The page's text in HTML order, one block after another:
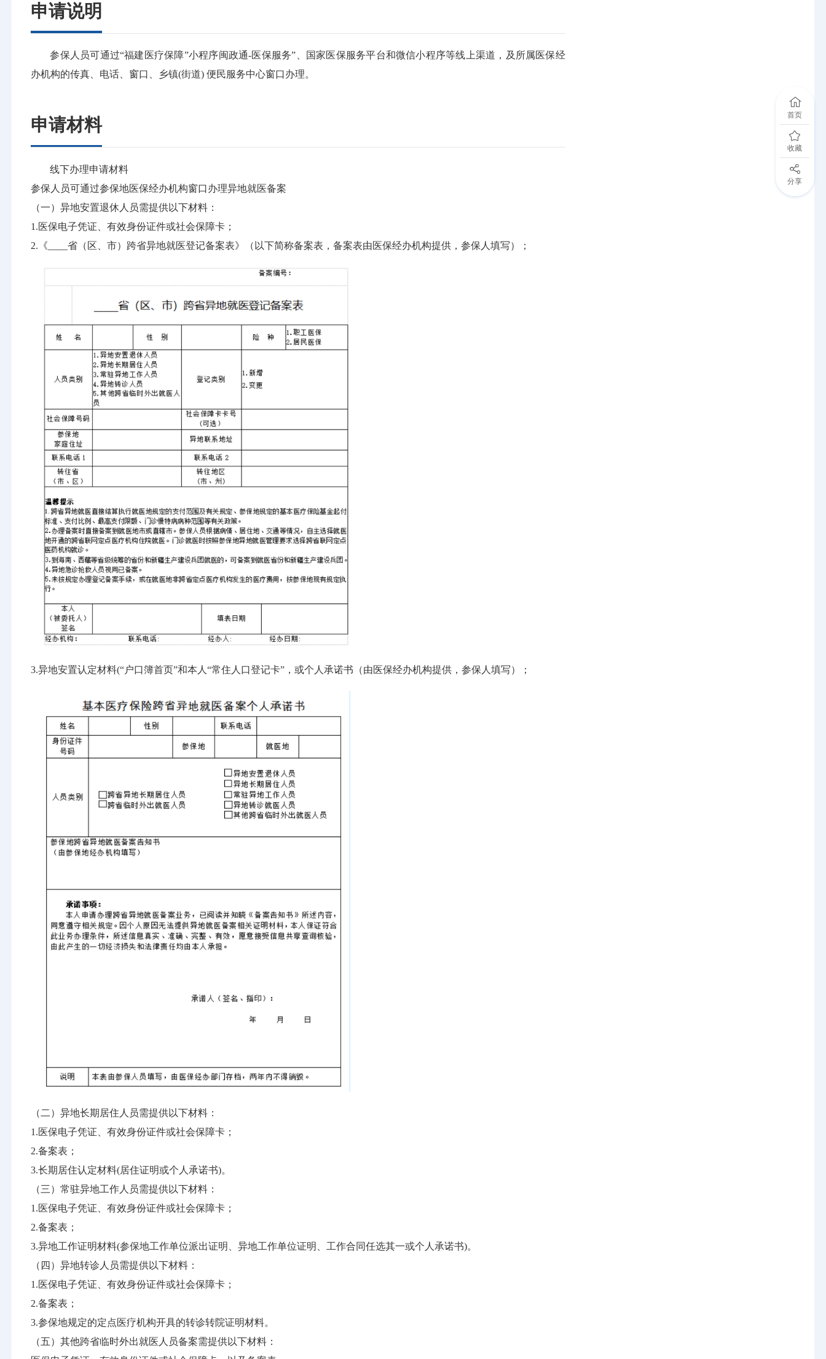
申请说明
参保人员可通过“福建医疗保障”小程序闽政通-医保服务”、国家医保服务平台和微信小程序等线上渠道，及所属医保经
办机构的传真、电话、窗口、乡镇(街道) 便民服务中心窗口办理。
申请材料
线下办理申请材料
参保人员可通过参保地医保经办机构窗口办理异地就医备案
（一）异地安置退休人员需提供以下材料：
1.医保电子凭证、有效身份证件或社会保障卡；
2.《____省（区、市）跨省异地就医登记备案表》（以下简称备案表，备案表由医保经办机构提供，参保人填写）；
3.异地安置认定材料(“户口簿首页”和本人“常住人口登记卡”，或个人承诺书（由医保经办机构提供，参保人填写）；
（二）异地长期居住人员需提供以下材料：
1.医保电子凭证、有效身份证件或社会保障卡；
2.备案表；
3.长期居住认定材料(居住证明或个人承诺书)。
（三）常驻异地工作人员需提供以下材料：
1.医保电子凭证、有效身份证件或社会保障卡；
2.备案表；
3.异地工作证明材料(参保地工作单位派出证明、异地工作单位证明、工作合同任选其一或个人承诺书)。
（四）异地转诊人员需提供以下材料：
1.医保电子凭证、有效身份证件或社会保障卡；
2.备案表；
3.参保地规定的定点医疗机构开具的转诊转院证明材料。
（五）其他跨省临时外出就医人员备案需提供以下材料：
首页
收藏
分享